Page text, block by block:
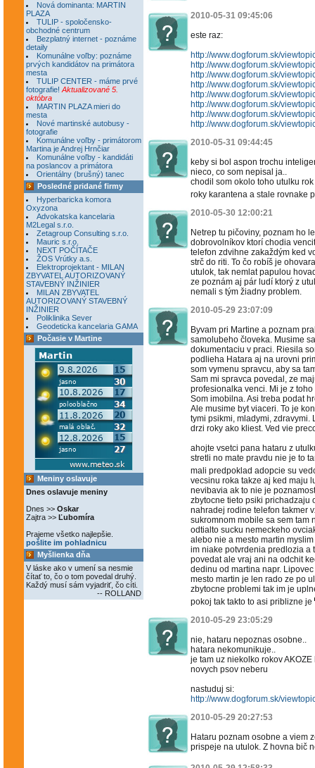
Nová dominanta: MARTIN
PLAZA
TULIP - spoločensko-
obchodné centrum
Bezplatný internet - poznáme
detaily
Komunálne voľby: poznáme
prvých kandidátov na primátora
mesta
TULIP CENTER - máme prvé
fotografie! Aktualizované 5.
októbra
MARTIN PLAZA mieri do
mesta
Nové martinské autobusy -
fotografie
Komunálne voľby - primátorom
Martina je Andrej Hrnčiar
Komunálne voľby - kandidáti
na poslancov a primátora
Orientálny (brušný) tanec
Posledné pridané firmy
Hyperbaricka komora
Oxyzona
Advokatska kancelaria
M2Legal s.r.o.
Zetagroup Consulting s.r.o.
Mauric s.r.o.
NEXT POČÍTAČE
ŽOS Vrútky a.s.
Elektroprojektant - MILAN
ZBYVATEL AUTORIZOVANÝ
STAVEBNÝ INŽINIER
MILAN ZBYVATEL
AUTORIZOVANÝ STAVEBNÝ
INŽINIER
Poliklinika Sever
Geodeticka kancelaria GAMA
Počasie v Martine
Meniny oslavuje
Dnes oslavuje meniny
Dnes >> Oskar
Zajtra >> Ľubomíra
Prajeme všetko najlepšie.
pošlite im pohladnicu
Myšlienka dňa
V láske ako v umení sa nesmie
čítať to, čo o tom povedal druhý.
Každý musí sám vyjadriť, čo cíti.
-- ROLLAND
2010-05-31 09:45:06
este raz:
http://www.dogforum.sk/
http://www.dogforum.sk/
http://www.dogforum.sk/
http://www.dogforum.sk/
http://www.dogforum.sk/
http://www.dogforum.sk/
http://www.dogforum.sk/
http://www.dogforum.sk/
2010-05-31 09:44:45
keby si bol aspon trochu
nieco, co som nepisal ja..
chodil som okolo toho utulku
roky karantena a stale rovnake
2010-05-30 12:00:21
Netrep tu pičoviny, poznam ho
dobrovolníkov ktorí chodia
telefon zdvihne zakaždým ked
strč do riti. To čo robíš je
utulok, tak nemlat papulou
ze poznám aj pár ludí ktorý z
nemali s tým žiadny problem.
2010-05-29 23:07:09
Byvam pri Martine a poznam
samolubeho človeka. Musime
dokumentaciu v praci. Riesila
podlieha Hatara aj na urovni
som vymenu spravcu, aby sa
Sam mi spravca povedal, ze
profesionalka venci. Mi je z
Som imobilna. Asi treba podat
Ale musime byt viaceri. To je
tymi psikmi, mladymi, zdravymi.
drzi roky ako kliest. Ved vie
ahojte vsetci pana hataru z
stretli no mate pravdu nie je to
mali predpoklad adopcie su
vecsinu roka takze aj ked maju
nevibavia ak to nie je
zbytocne tieto psiki prichadzaju
nahradej rodine telefon takmer
sukromnom mobile sa sem tam
odtialto sucku nemeckeho
alebo nie a mesto martin
im niake potvrdenia predlozia a
povedat ale vraj ani na odchit
dedinu od martina napr.
mesto martin je len rado ze po
zbytocne problemi tak im je
pokoj tak takto to asi priblizne je
2010-05-29 23:05:29
nie, hataru nepoznas osobne..
hatara nekomunikuje..
je tam uz niekolko rokov
novych psov neberu
nastuduj si:
http://www.dogforum.sk/
2010-05-29 20:27:53
Hataru poznam osobne a viem
prispeje na utulok. Z hovna bič